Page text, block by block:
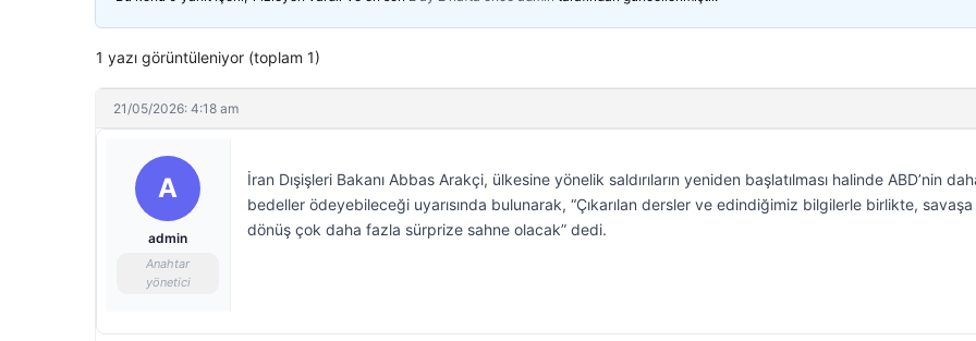
1 yazı görüntüleniyor (toplam 1)
21/05/2026: 4:18 am
A
admin
Anahtar
yönetici
İran Dışişleri Bakanı Abbas Arakçi, ülkesine yönelik saldırıların yeniden başlatılması halinde ABD’nin
bedeller ödeyebileceği uyarısında bulunarak, “Çıkarılan dersler ve edindiğimiz bilgilerle birlikte, savaşa
dönüş çok daha fazla sürprize sahne olacak” dedi.